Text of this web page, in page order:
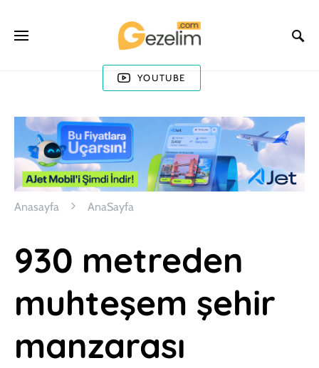
YOUTUBE
Anasayfa AnaSayfa
930 metreden
muhteşem şehir
manzarası